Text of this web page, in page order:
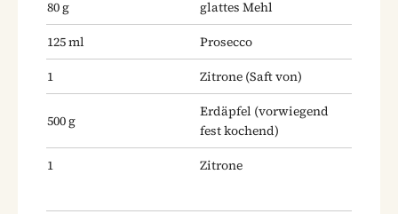
80g
glattes Mehl
125ml
Prosecco
1
Zitrone (Saft von)
500g
Erdäpfel (vorwiegend
fest kochend)
1
Zitrone